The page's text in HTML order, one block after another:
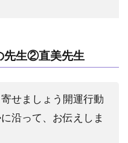
先生②直美先生
せましょう 開運行動
沿って、お伝えしま